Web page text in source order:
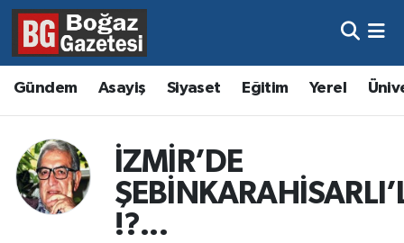
Gündem Asayiş Siyaset Eğitim Yerel
İZMİR’DE
!?...
Asayiş
Eğitim
Ekonomi
Gündem
Hava Durumu
Trafik Durumu
Süper Lig Puan Durumu ve Fikstür
Tüm Manşetler